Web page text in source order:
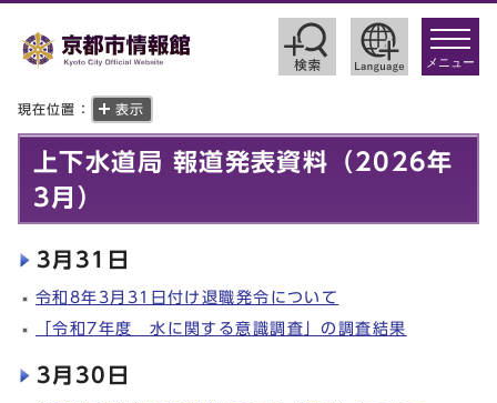
toggle
メニュー
現在位置： 表示
上下水道局 報道発表資料（2026年
3月）
3月31日
令和8年3月31日付け退職発令について
「令和7年度 水に関する意識調査」の調査結果
3月30日